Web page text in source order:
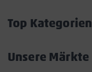
Top Kategorien
Unsere Märkte